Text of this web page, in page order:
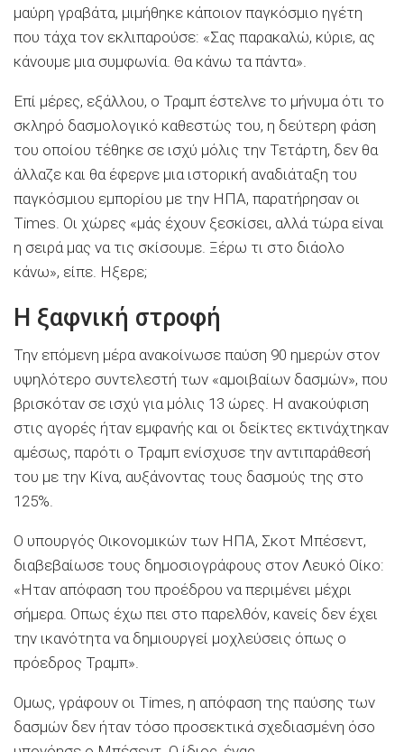
μαύρη γραβάτα, μιμήθηκε κάποιον παγκόσμιο ηγέτη
που τάχα τον εκλιπαρούσε: «Σας παρακαλώ, κύριε, ας
κάνουμε μια συμφωνία. Θα κάνω τα πάντα».
Επί μέρες, εξάλλου, ο Τραμπ έστελνε το μήνυμα ότι το
σκληρό δασμολογικό καθεστώς του, η δεύτερη φάση
του οποίου τέθηκε σε ισχύ μόλις την Τετάρτη, δεν θα
άλλαζε και θα έφερνε μια ιστορική αναδιάταξη του
παγκόσμιου εμπορίου με την ΗΠΑ, παρατήρησαν οι
Times. Οι χώρες «μάς έχουν ξεσκίσει, αλλά τώρα είναι
η σειρά μας να τις σκίσουμε. Ξέρω τι στο διάολο
κάνω», είπε. Ηξερε;
Η ξαφνική στροφή
Την επόμενη μέρα ανακοίνωσε παύση 90 ημερών στον
υψηλότερο συντελεστή των «αμοιβαίων δασμών», που
βρισκόταν σε ισχύ για μόλις 13 ώρες. Η ανακούφιση
στις αγορές ήταν εμφανής και οι δείκτες εκτινάχτηκαν
αμέσως, παρότι ο Τραμπ ενίσχυσε την αντιπαράθεσή
του με την Κίνα, αυξάνοντας τους δασμούς της στο
125%.
Ο υπουργός Οικονομικών των ΗΠΑ, Σκοτ Μπέσεντ,
διαβεβαίωσε τους δημοσιογράφους στον Λευκό Οίκο:
«Ηταν απόφαση του προέδρου να περιμένει μέχρι
σήμερα. Οπως έχω πει στο παρελθόν, κανείς δεν έχει
την ικανότητα να δημιουργεί μοχλεύσεις όπως ο
πρόεδρος Τραμπ».
Ομως, γράφουν οι Times, η απόφαση της παύσης των
δασμών δεν ήταν τόσο προσεκτικά σχεδιασμένη όσο